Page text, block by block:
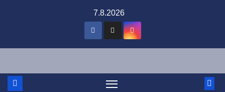
7.8.2026